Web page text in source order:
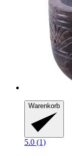
Warenkorb
5.0 (1)